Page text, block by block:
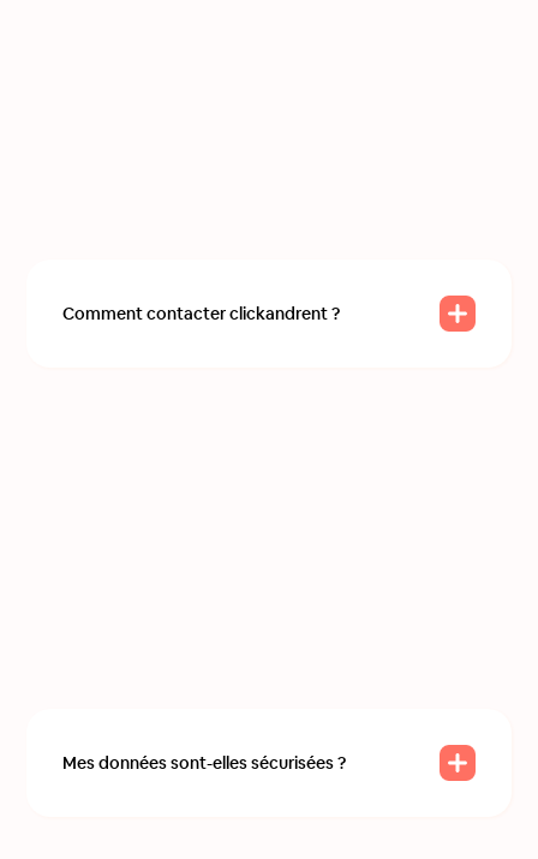
Comment contacter clickandrent ?
Mes données sont-elles sécurisées ?